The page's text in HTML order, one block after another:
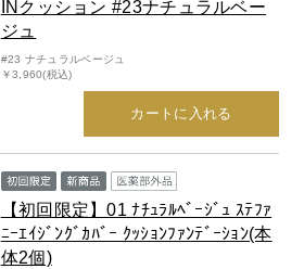
INクッション #23ナチュラルベー
ジュ
#23 ナチュラルベージュ
￥3,960(税込)
カートに入れる
【初回限定】01 ﾅﾁｭﾗﾙﾍﾞｰｼﾞｭ ｽﾃﾌｧ
ﾆｰｴｲｼﾞﾝｸﾞｶﾊﾞｰ ｸｯｼｮﾝﾌｧﾝﾃﾞｰｼｮﾝ(本
体2個)